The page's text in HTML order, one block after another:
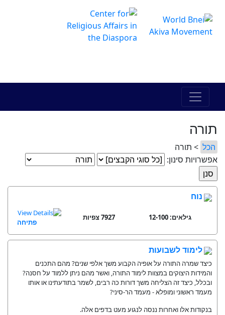
תורה
הכל > תורה
אפשרויות סינון:
נוח
גילאים: 12-100 7927 צפיות
פתיחה
לימוד לשבועות
כיצד שמרה התורה על אופיה הקבוע משך אלפי שנים? מהם התכנים
והמידות היצוקים במצוות לימוד התורה, ואשר מהם ניתן ללמוד על חסנה?
ובכלל, כיצד זה הצליחה משך דורות כה רבים, לשמר בתודעתינו או אותו
מעמד ראשוני ומופלא - מעמד הר-סיני?
בנקודות אלו ואחרות ננסה לנגוע מעט בדפים אלה.